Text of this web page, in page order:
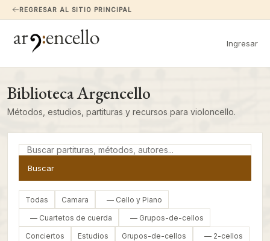
REGRESAR AL SITIO PRINCIPAL
Ingresar
Biblioteca Argencello
Métodos, estudios, partituras y recursos para violoncello.
Buscar
Todas Camara
— Cello y Piano
— Cuartetos de cuerda
— Grupos-de-cellos
Conciertos
Estudios Grupos-de-cellos
— 2-cellos